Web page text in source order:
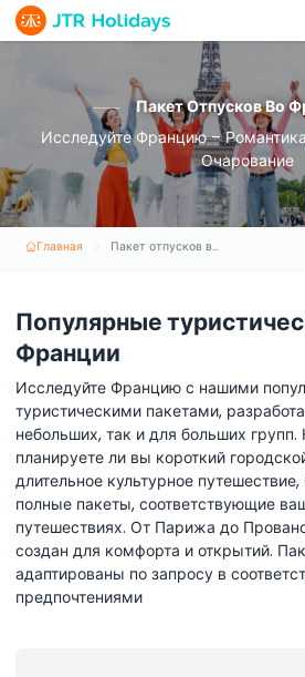
Пакет Отпусков Во
Исследуйте Францию –
Очарование
Главная Пакет отпусков во Франции
Популярные
Франции
Исследуйте Францию с нашими
туристическими пакетами,
небольших, так и для больших групп.
планируете ли вы короткий
длительное культурное
полные пакеты, соответствующие
путешествиях. От Парижа до
создан для комфорта и открытий.
адаптированы по запросу в
предпочтениями